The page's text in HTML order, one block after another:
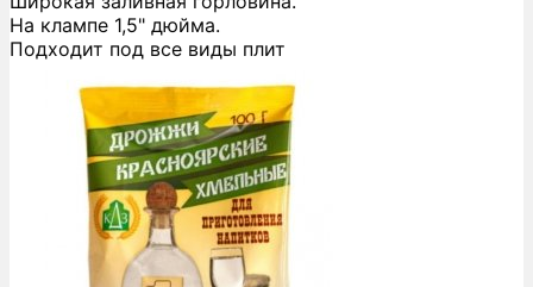
На клампе 1,5" дюйма.
Подходит под все виды плит